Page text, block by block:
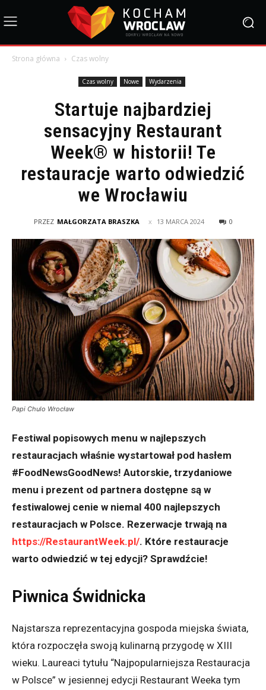
Strona główna Czas wolny
Czas wolny Nowe Wydarzenia
Startuje najbardziej
sensacyjny Restaurant
Week® w historii! Te
restauracje warto odwiedzić
we Wrocławiu
PRZEZ MAŁGORZATA BRASZKA 13 MARCA 2024 0
Papi Chulo Wrocław
Festiwal popisowych menu w najlepszych
restauracjach właśnie wystartował pod hasłem
#FoodNewsGoodNews! Autorskie, trzydaniowe
menu i prezent od partnera dostępne są w
festiwalowej cenie w niemal 400 najlepszych
restauracjach w Polsce. Rezerwacje trwają na
https://RestaurantWeek.pl/. Które restauracje
warto odwiedzić w tej edycji? Sprawdźcie!
Piwnica Świdnicka
Najstarsza reprezentacyjna gospoda miejska świata,
która rozpoczęła swoją kulinarną przygodę w XIII
wieku. Laureaci tytułu “Najpopularniejsza Restauracja
w Polsce” w jesiennej edycji Restaurant Weeka tym